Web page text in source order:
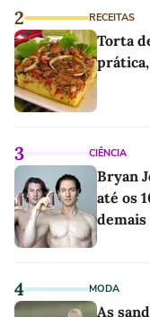
2 RECEITAS
Torta
3 CIÊNCIA
Bryan
até os
demais
4 MODA
As